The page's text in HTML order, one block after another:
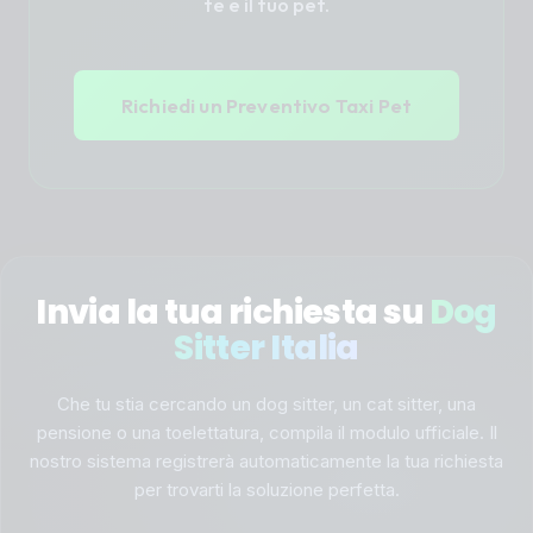
Richiedi un Preventivo Taxi Pet
Invia la tua richiesta su Dog
Sitter Italia
Che tu stia cercando un dog sitter, un cat sitter, una
pensione o una toelettatura, compila il modulo ufficiale. Il
nostro sistema registrerà automaticamente la tua richiesta
per trovarti la soluzione perfetta.